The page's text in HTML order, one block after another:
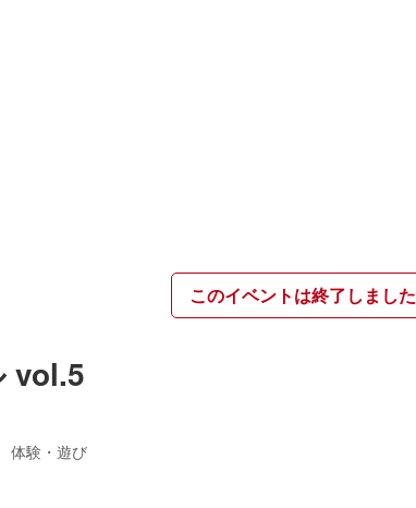
このイベントは終了しました
vol.5
体験・遊び